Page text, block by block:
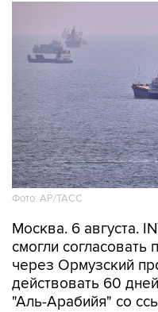
Фото: AP/ТАСС
Москва. 6 августа.
смогли
через Ормузский
действовать 60
"Аль-Арабийя" со